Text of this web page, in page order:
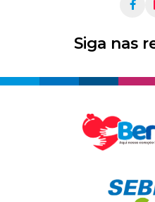
Siga nas